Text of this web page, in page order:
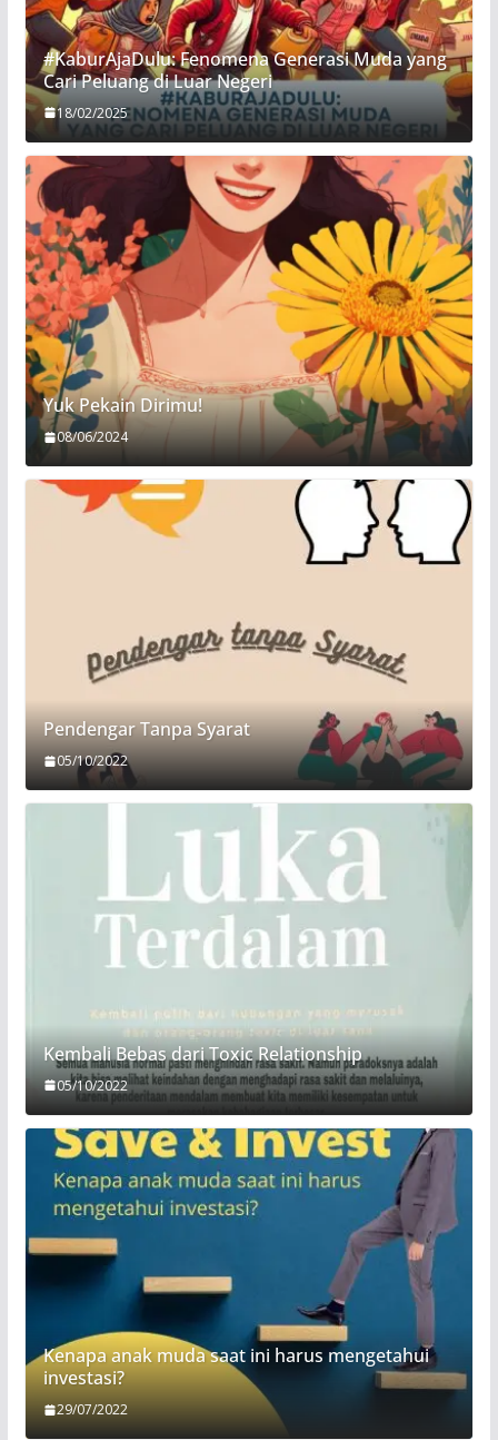
#KaburAjaDulu: Fenomena Generasi Muda yang
Cari Peluang di Luar Negeri
18/02/2025
Yuk Pekain Dirimu!
08/06/2024
Pendengar Tanpa Syarat
05/10/2022
Kembali Bebas dari Toxic Relationship
05/10/2022
Kenapa anak muda saat ini harus mengetahui
investasi?
29/07/2022